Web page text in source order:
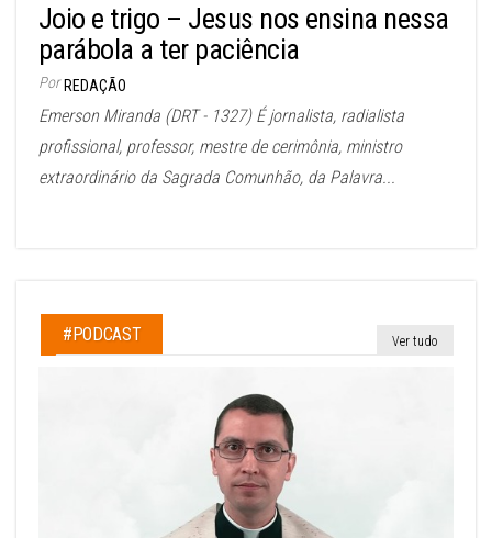
Joio e trigo – Jesus nos ensina nessa
parábola a ter paciência
Por REDAÇÃO
Emerson Miranda (DRT - 1327) É jornalista, radialista
profissional, professor, mestre de cerimônia, ministro
extraordinário da Sagrada Comunhão, da Palavra...
#PODCAST Ver tudo